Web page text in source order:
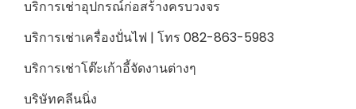
บริการเช่าอุปกรณ์ก่อสร้างครบวงจร
บริการเช่าเครื่องปั่นไฟ | โทร 082-863-5983
บริการเช่าโต๊ะเก้าอี้จัดงานต่างๆ
บริษัทคลีนนิ่ง